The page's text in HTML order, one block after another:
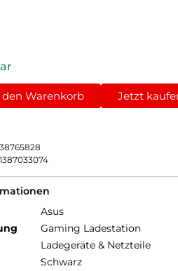
den Warenkorb Jetzt
Asus
Gaming Ladestation
Ladegeräte & Netzteile
Schwarz